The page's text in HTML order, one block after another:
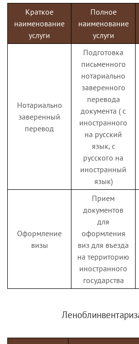
многодетной
семьи
Ленинградской
области
области и
(получению)
многодетной
области
Выплата на
третьего ребенка и
услуга по
денежной
в случае
третьего
последующих
ремонт
услуга по
ремонта
протезов
расходов на
Краткое
наименование
услуги
Полное
наименование
услуги
Нотариально
заверенный
перевод
Подготовка
письменного
нотариально
заверенного
перевода
документа ( с
иностранного
на русский
язык, с
русского на
иностранный
язык)
Оформление
визы
Прием
документов
для
оформления
виз для въезда
на территорию
иностранного
государства